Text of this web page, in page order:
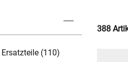
(110)
388